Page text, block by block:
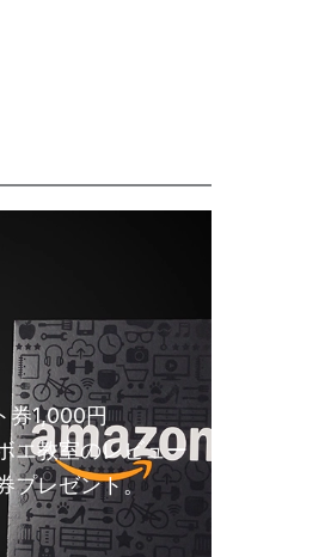
券1,000円
エ教室のレビュー
プレゼント。